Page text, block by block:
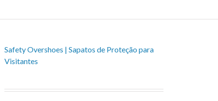
Safety Overshoes | Sapatos de Proteção para
Visitantes